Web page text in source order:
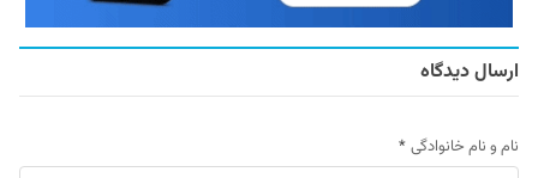
ارسال دیدگاه
نام و نام خانوادگی *